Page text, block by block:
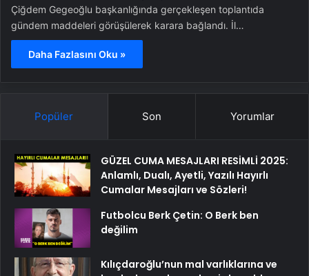
Çiğdem Gegeoğlu başkanlığında gerçekleşen toplantıda
gündem maddeleri görüşülerek karara bağlandı. İl…
Daha Fazlasını Oku »
Popüler Son Yorumlar
GÜZEL CUMA MESAJLARI RESİMLİ 2025:
Anlamlı, Dualı, Ayetli, Yazılı Hayırlı
Cumalar Mesajları ve Sözleri!
Futbolcu Berk Çetin: O Berk ben
değilim
Kılıçdaroğlu’nun mal varlıklarına ve